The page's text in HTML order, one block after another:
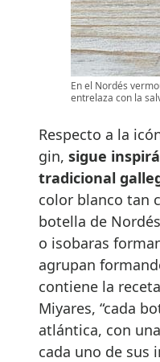
En el Nordés
entrelaza con la
Respecto a la
gin, sigue
tradicional
color blanco tan
botella de
o isobaras
agrupan
contiene la
Miyares, “cada
atlántica, con
cada uno de sus